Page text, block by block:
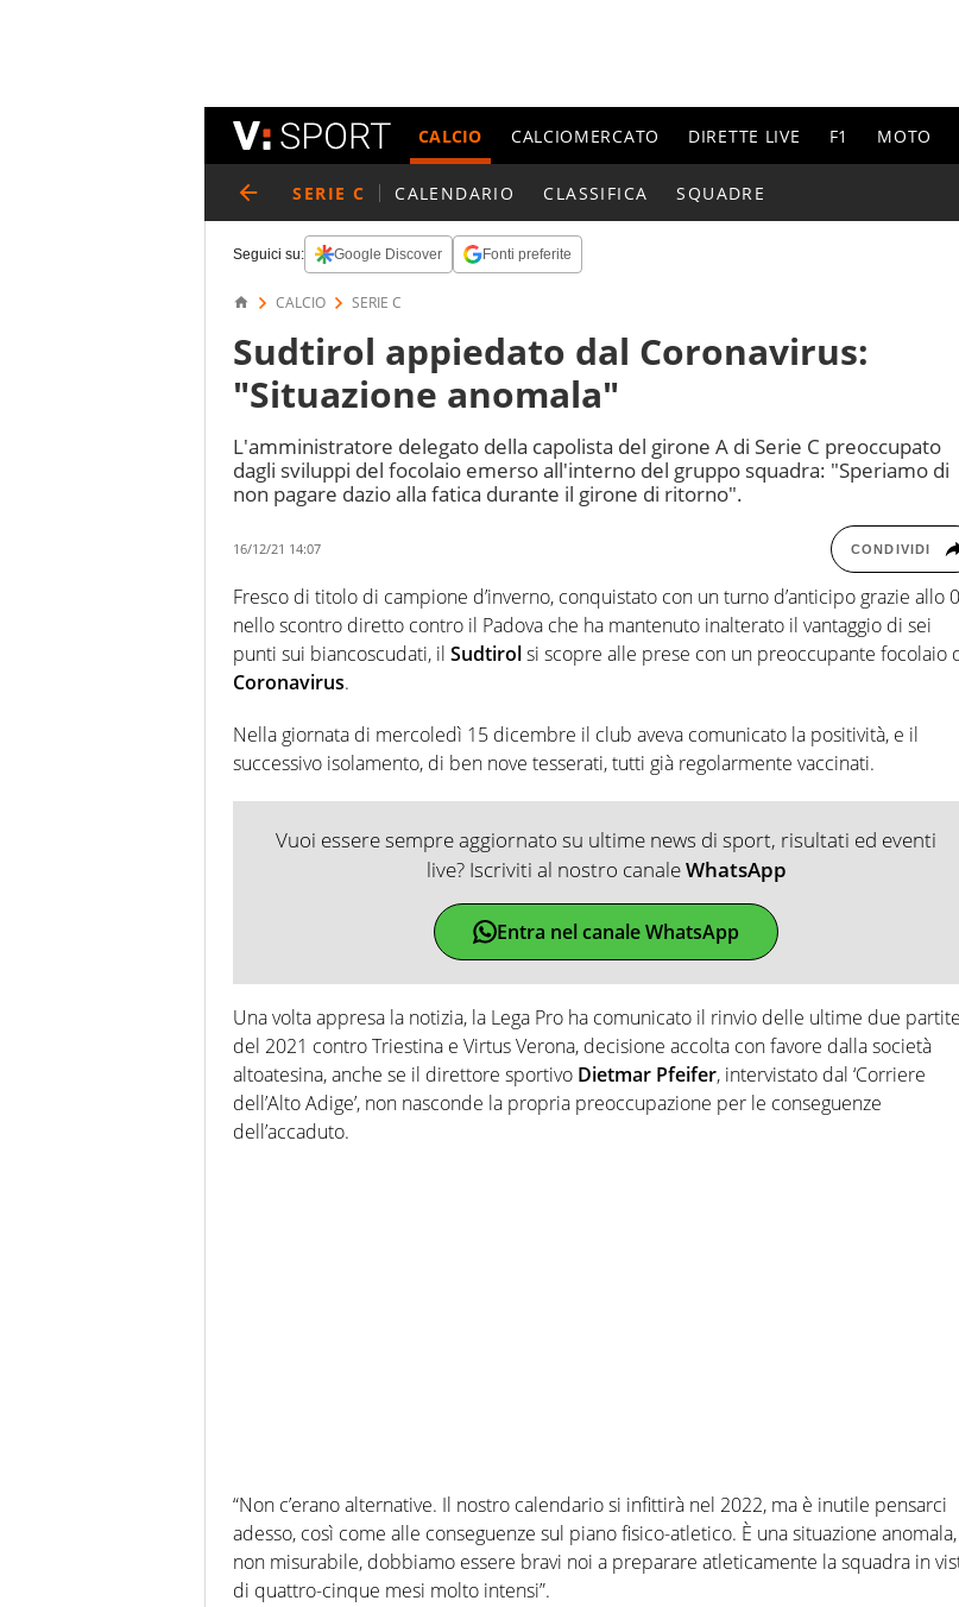
CALCIO CALCIOMERCATO DIRETTE LIVE F1 MOTO
SERIE C CALENDARIO CLASSIFICA SQUADRE
Seguici su: Google Discover Fonti preferite
CALCIO SERIE C
Sudtirol appiedato dal Coronavirus:
"Situazione anomala"
L'amministratore delegato della capolista del girone A di Serie C preoccupato
dagli sviluppi del focolaio emerso all'interno del gruppo squadra: "Speriamo di
non pagare dazio alla fatica durante il girone di ritorno".
16/12/21 14:07 CONDIVIDI
Fresco di titolo di campione d’inverno, conquistato con un turno d’anticipo grazie allo
nello scontro diretto contro il Padova che ha mantenuto inalterato il vantaggio di sei
punti sui biancoscudati, il Sudtirolsi scopre alle prese con un preoccupante focolaio
Coronavirus.
Nella giornata di mercoledì 15 dicembre il club aveva comunicato la positività, e il
successivo isolamento, di ben nove tesserati, tutti già regolarmente vaccinati.
Vuoi essere sempre aggiornato su ultime news di sport, risultati ed eventi
live? Iscriviti al nostro canaleWhatsApp
Entra nel canale WhatsApp
Una volta appresa la notizia, la Lega Pro ha comunicato il rinvio delle ultime due partite
del 2021 contro Triestina e Virtus Verona, decisione accolta con favore dalla società
altoatesina, anche se il direttore sportivo Dietmar Pfeifer, intervistato dal ‘Corriere
dell’Alto Adige’, non nasconde la propria preoccupazione per le conseguenze
dell’accaduto.
“Non c’erano alternative. Il nostro calendario si infittirà nel 2022, ma è inutile pensarci
adesso, così come alle conseguenze sul piano fisico-atletico. È una situazione anomala,
non misurabile, dobbiamo essere bravi noi a preparare atleticamente la squadra in
di quattro-cinque mesi molto intensi”.